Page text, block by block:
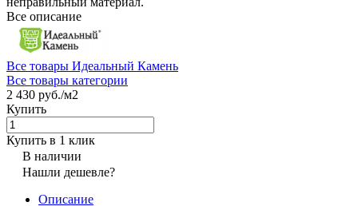
Все описание
Все товары Идеальный Камень
Все товары категории
2 430 руб./м2
Купить
Купить в 1 клик
В наличии
Нашли дешевле?
Описание